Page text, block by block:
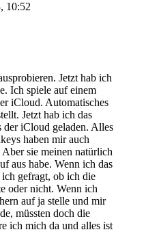
10:52
Jetzt hab ich
Ich spiele auf einem
iCloud. Automatisches
Jetzt hab ich das
der iCloud geladen. Alles
haben mir auch
sie meinen natürlich
aus habe. Wenn ich das
gefragt, ob ich die
oder nicht. Wenn ich
auf ja stelle und mir
müssten doch die
ich mich da und alles ist